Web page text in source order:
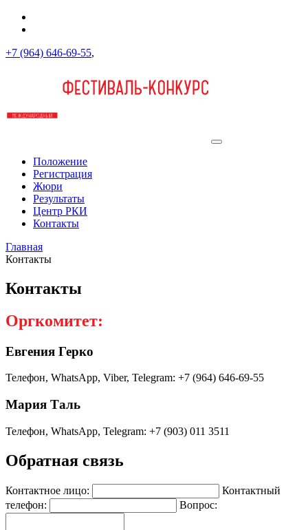
+7 (964) 646-69-55,
Положение
Регистрация
Жюри
Результаты
Центр РКИ
Контакты
Главная
Контакты
Контакты
Оргкомитет:
Евгения Герко
Телефон, WhatsApp, Viber, Telegram: +7 (964) 646-69-55
Мария Таль
Телефон, WhatsApp, Telegram: +7 (903) 011 3511
Обратная связь
Контактное лицо:
Контактный
телефон:
Вопрос: